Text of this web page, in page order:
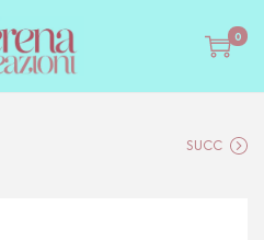
0
SUCC